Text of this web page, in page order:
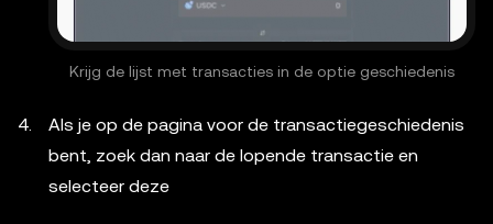
Krijg de lijst met transacties in de optie geschiedenis
Als je op de pagina voor de transactiegeschiedenis
bent, zoek dan naar de lopende transactie en
selecteer deze